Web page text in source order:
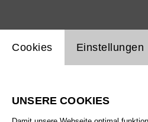
Einstellung Website Cookie
Cookies Einstellungen
UNSERE COOKIES